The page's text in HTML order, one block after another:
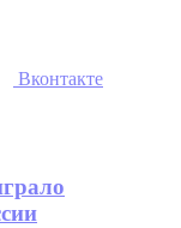
Вконтакте